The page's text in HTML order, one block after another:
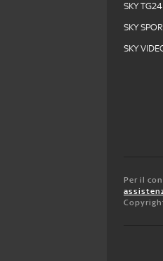
SKY TG24
SKY
SKY
Per il